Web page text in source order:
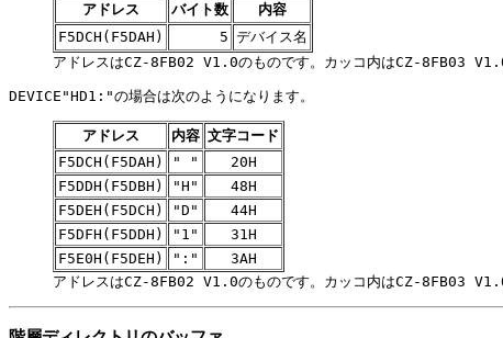
アドレス バイト数
内容
F5DCH(F5DAH)
5 デバイス名
アドレスはCZ-8FB02 V1.0のものです。カッコ内はCZ-8FB03 V1.0
DEVICE"HD1:"の場合は次のようになります。
アドレス 内容 文字コード
F5DCH(F5DAH)
" "
20H
F5DDH(F5DBH)
"H"
48H
F5DEH(F5DCH)
"D"
44H
F5DFH(F5DDH)
"1"
31H
F5E0H(F5DEH)
":"
3AH
アドレスはCZ-8FB02 V1.0のものです。カッコ内はCZ-8FB03 V1.0